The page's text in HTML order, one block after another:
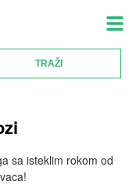
sa isteklim rokom od